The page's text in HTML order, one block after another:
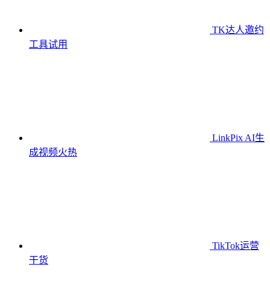
TK达人邀约
工具试用
LinkPix AI生
成视频火热
TikTok运营
干货